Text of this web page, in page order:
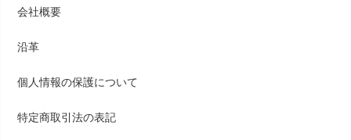
会社概要
沿革
個人情報の保護について
特定商取引法の表記